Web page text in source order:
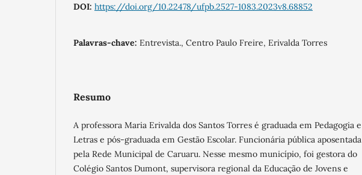
DOI: https://doi.org/10.22478/ufpb.2527-1083.2023v8.68852
Palavras-chave: Entrevista., Centro Paulo Freire, Erivalda Torres
Resumo
A professora Maria Erivalda dos Santos Torres é graduada em Pedagogia e
Letras e pós-graduada em Gestão Escolar. Funcionária pública aposentada
pela Rede Municipal de Caruaru. Nesse mesmo município, foi gestora do
Colégio Santos Dumont, supervisora regional da Educação de Jovens e